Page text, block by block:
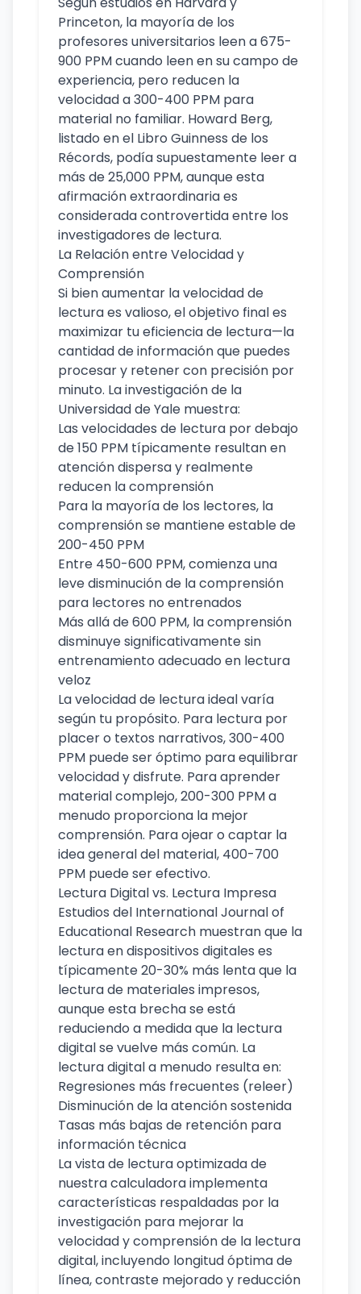
Princeton, la mayoría de los
profesores universitarios leen a 675-
900 PPM cuando leen en su campo de
experiencia, pero reducen la
velocidad a 300-400 PPM para
material no familiar. Howard Berg,
listado en el Libro Guinness de los
Récords, podía supuestamente leer a
más de 25,000 PPM, aunque esta
afirmación extraordinaria es
considerada controvertida entre los
investigadores de lectura.
La Relación entre Velocidad y
Comprensión
Si bien aumentar la velocidad de
lectura es valioso, el objetivo final es
maximizar tu eficiencia de lectura—la
cantidad de información que puedes
procesar y retener con precisión por
minuto. La investigación de la
Universidad de Yale muestra:
Las velocidades de lectura por debajo
de 150 PPM típicamente resultan en
atención dispersa y realmente
reducen la comprensión
Para la mayoría de los lectores, la
comprensión se mantiene estable de
200-450 PPM
Entre 450-600 PPM, comienza una
leve disminución de la comprensión
para lectores no entrenados
Más allá de 600 PPM, la comprensión
disminuye significativamente sin
entrenamiento adecuado en lectura
veloz
La velocidad de lectura ideal varía
según tu propósito. Para lectura por
placer o textos narrativos, 300-400
PPM puede ser óptimo para equilibrar
velocidad y disfrute. Para aprender
material complejo, 200-300 PPM a
menudo proporciona la mejor
comprensión. Para ojear o captar la
idea general del material, 400-700
PPM puede ser efectivo.
Lectura Digital vs. Lectura Impresa
Estudios del International Journal of
Educational Research muestran que la
lectura en dispositivos digitales es
típicamente 20-30% más lenta que la
lectura de materiales impresos,
aunque esta brecha se está
reduciendo a medida que la lectura
digital se vuelve más común. La
lectura digital a menudo resulta en:
Regresiones más frecuentes (releer)
Disminución de la atención sostenida
Tasas más bajas de retención para
información técnica
La vista de lectura optimizada de
nuestra calculadora implementa
características respaldadas por la
investigación para mejorar la
velocidad y comprensión de la lectura
digital, incluyendo longitud óptima de
línea, contraste mejorado y reducción